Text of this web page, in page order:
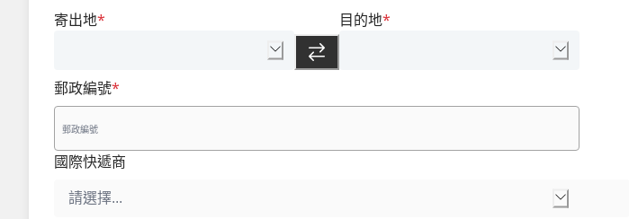
寄出地* 目的地*
郵政編號*
國際快遞商